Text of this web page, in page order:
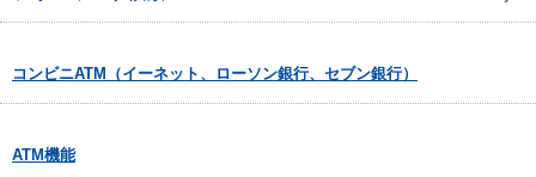
コンビニATM（イーネット、ローソン銀行、セブン銀行）
ATM機能